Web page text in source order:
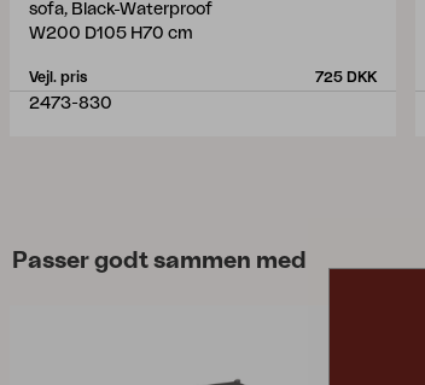
sofa, Black-Waterproof
W200 D105 H70 cm
Vejl. pris 725 DKK
2473-830
Passer godt sammen med